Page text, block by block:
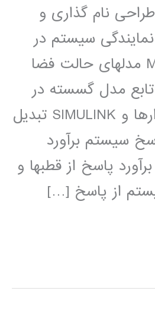
طراحی نام گذاری و
سیستم در
نرم افزار MATLAB مدلهای حالت فضا
تابع مدل گسسته در
زمان بلوک نمودارها و SIMULINK تبدیل
سیستم برآورد
پاسخ از قطبها و
از پاسخ […]